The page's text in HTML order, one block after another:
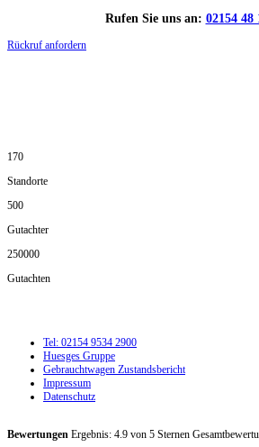
Rufen Sie uns an: 02154 48
Rückruf anfordern
170
Standorte
500
Gutachter
250000
Gutachten
Tel: 02154 9534 2900
Huesges Gruppe
Gebrauchtwagen Zustandsbericht
Impressum
Datenschutz
Bewertungen Ergebnis: 4.9 von 5 Sternen